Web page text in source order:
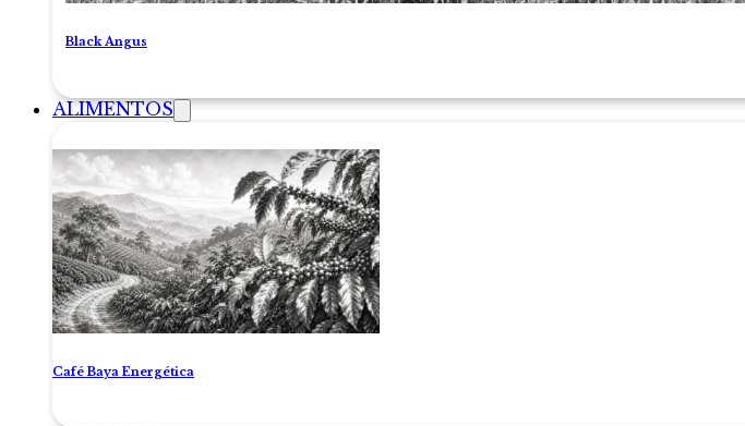
Black Angus
ALIMENTOS
Café Baya Energética